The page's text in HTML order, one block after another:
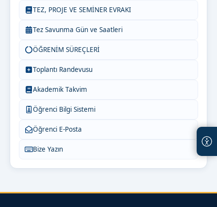
TEZ, PROJE VE SEMİNER EVRAKI
Tez Savunma Gün ve Saatleri
ÖĞRENİM SÜREÇLERİ
Toplantı Randevusu
Akademik Takvim
Öğrenci Bilgi Sistemi
Öğrenci E-Posta
Bize Yazın